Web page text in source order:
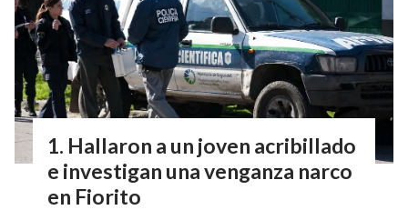
Hallaron a un joven acribillado
e investigan una venganza narco
en Fiorito